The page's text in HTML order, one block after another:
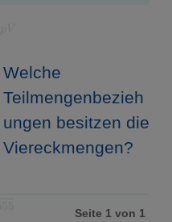
Welche
Teilmengenbezieh
ungen besitzen die
Viereckmengen?
Seite 1 von 1